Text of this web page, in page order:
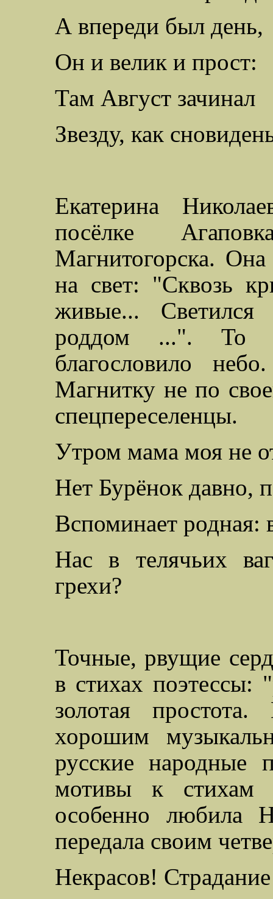
А впереди был день,
Он и велик и прост:
Там Август зачинал
Звезду, как
Екатерина
посёлке
Магнитогорска.
на свет: "Сквозь
живые... С
роддом ...". То
благословило
Магнитку не по
спецпереселенцы.
Утром мама моя не
Нет Бурёнок давно,
Вспоминает родная:
Нас в телячьих
грехи?
Точные, рвущие
в стихах поэтессы:
золотая
хорошим
русские народные
мотивы к стихам
особенно любила
передала своим
Некрасов!